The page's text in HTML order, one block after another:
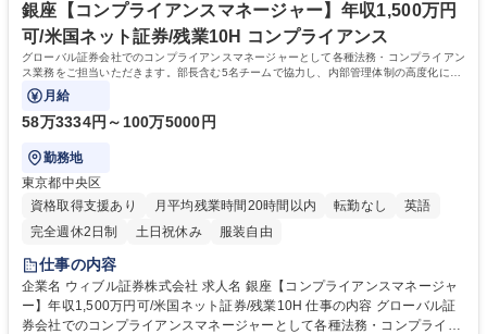
途入社率100％の環境／最新AI技術を活用した次世代金融サービスに携わ
るチャンス 学歴・資格 学歴：大学院 大学 高専 短大 専修学校 語学力：英
語 資格：
銀座【コンプライアンスマネージャー】年収1,500万円
可/米国ネット証券/残業10H コンプライアンス
グローバル証券会社でのコンプライアンスマネージャーとして各種法務・コンプライアン
ス業務をご担当いただきます。部長含む5名チームで協力し、内部管理体制の高度化に寄
与する裁量の大きい仕事です。
月給
58万3334円～100万5000円
勤務地
東京都中央区
資格取得支援あり
月平均残業時間20時間以内 転勤なし
英語
完全週休2日制
土日祝休み 服装自由
仕事の内容
企業名 ウィブル証券株式会社 求人名 銀座【コンプライアンスマネージャ
ー】年収1,500万円可/米国ネット証券/残業10H 仕事の内容 グローバル証
券会社でのコンプライアンスマネージャーとして各種法務・コンプライア